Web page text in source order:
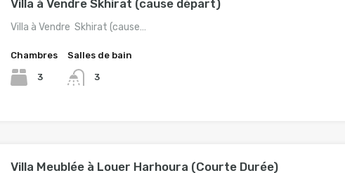
Villa à Vendre Skhirat (cause départ)
Villa à Vendre Skhirat (cause…
Chambres
3
Salles de bain
3
Villa Meublée à Louer Harhoura (Courte Durée)